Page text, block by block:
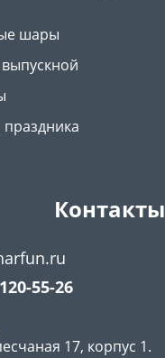
шары
Контакты
55-26
17, корпус 1.